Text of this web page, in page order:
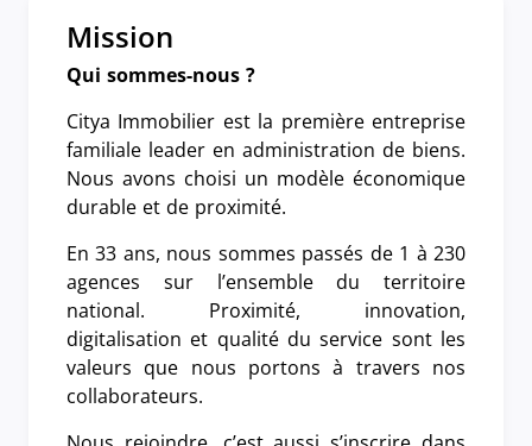
Mission
Qui sommes-nous ?
Citya Immobilier est la première entreprise
familiale leader en administration de biens.
Nous avons choisi un modèle économique
durable et de proximité.
En 33 ans, nous sommes passés de 1 à 230
agences sur l’ensemble du territoire
national. Proximité, innovation,
digitalisation et qualité du service sont les
valeurs que nous portons à travers nos
collaborateurs.